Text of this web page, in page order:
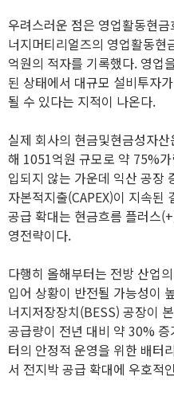
우려스러운 점은 영업활동현
너지머티리얼즈의 영업활동
억원의 적자를 기록했다. 영업
된 상태에서 대규모 설비투자
될 수 있다는 지적이 나온다.
실제 회사의 현금및현금성자
해 1051억원 규모로 약 75%
입되지 않는 가운데 익산 공장
자본적지출(CAPEX)이 지속된
공급 확대는 현금흐름 플러스
영전략이다.
다행히 올해부터는 전방 산업
입어 상황이 반전될 가능성이
너지저장장치(BESS) 공장이
공급량이 전년 대비 약 30%
터의 안정적 운영을 위한 배터
서 전지박 공급 확대에 우호적